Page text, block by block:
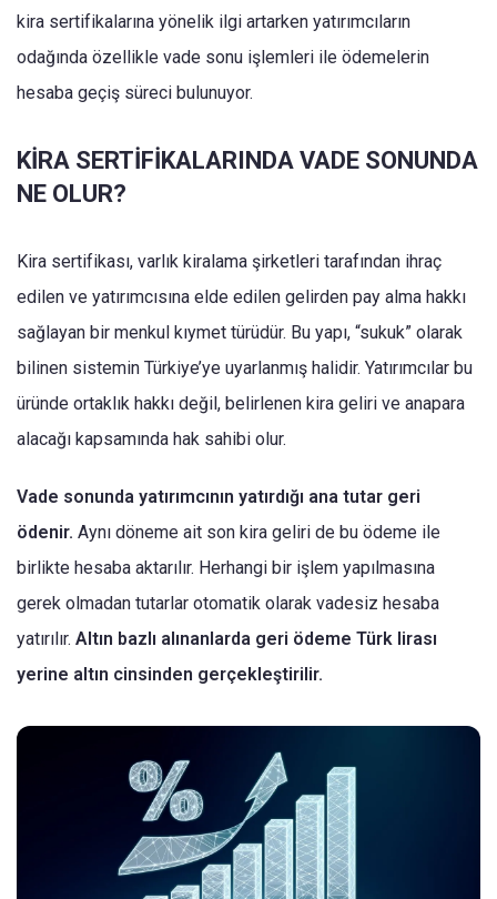
kira sertifikalarına yönelik ilgi artarken yatırımcıların
odağında özellikle vade sonu işlemleri ile ödemelerin
hesaba geçiş süreci bulunuyor.
KİRA SERTİFİKALARINDA VADE SONUNDA
NE OLUR?
Kira sertifikası, varlık kiralama şirketleri tarafından ihraç
edilen ve yatırımcısına elde edilen gelirden pay alma hakkı
sağlayan bir menkul kıymet türüdür. Bu yapı, “sukuk” olarak
bilinen sistemin Türkiye’ye uyarlanmış halidir. Yatırımcılar bu
üründe ortaklık hakkı değil, belirlenen kira geliri ve anapara
alacağı kapsamında hak sahibi olur.
Vade sonunda yatırımcının yatırdığı ana tutar geri
ödenir. Aynı döneme ait son kira geliri de bu ödeme ile
birlikte hesaba aktarılır. Herhangi bir işlem yapılmasına
gerek olmadan tutarlar otomatik olarak vadesiz hesaba
yatırılır. Altın bazlı alınanlarda geri ödeme Türk lirası
yerine altın cinsinden gerçekleştirilir.